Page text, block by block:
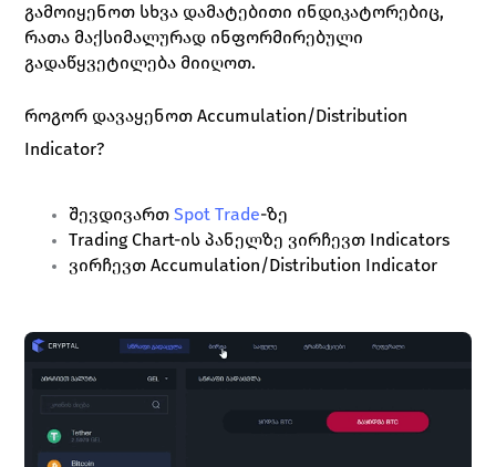
გამოიყენოთ სხვა დამატებითი ინდიკატორებიც,
რათა მაქსიმალურად ინფორმირებული
გადაწყვეტილება მიიღოთ.
როგორ დავაყენოთ Accumulation/Distribution
Indicator?
შევდივართ Spot Trade-ზე
Trading Chart-ის პანელზე ვირჩევთ Indicators
ვირჩევთ Accumulation/Distribution Indicator